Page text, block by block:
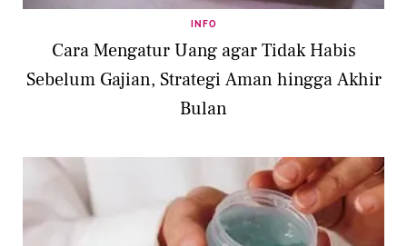
INFO
Cara Mengatur Uang agar Tidak Habis
Sebelum Gajian, Strategi Aman hingga Akhir
Bulan